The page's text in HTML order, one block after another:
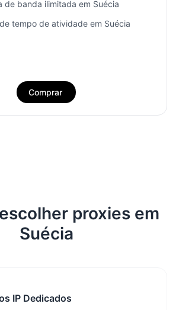
de banda ilimitada em Suécia
tempo de atividade em Suécia
Comprar
proxies em
Suécia
IP Dedicados